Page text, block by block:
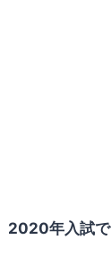
2020年入試で